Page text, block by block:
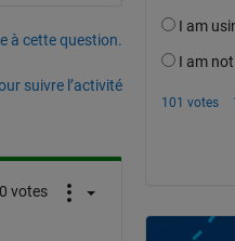
à cette question.
suivre l’activité
0 votes